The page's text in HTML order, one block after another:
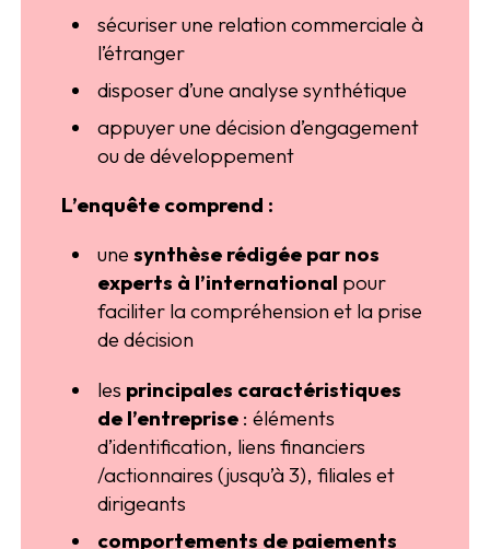
sécuriser une relation commerciale à
l’étranger
disposer d’une analyse synthétique
appuyer une décision d’engagement
ou de développement
L’enquête comprend :
une synthèse rédigée par nos
experts à l’international pour
faciliter la compréhension et la prise
de décision
les principales caractéristiques
de l’entreprise : éléments
d’identification, liens financiers
/actionnaires (jusqu’à 3), filiales et
dirigeants
comportements de paiements